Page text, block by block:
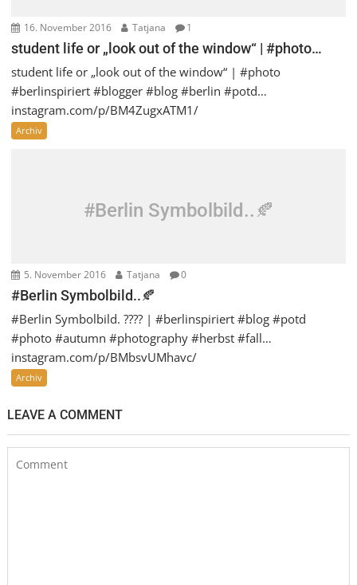
16. November 2016 Tatjana 1
student life or „look out of the window“ | #photo…
student life or „look out of the window“ | #photo
#berlinspiriert #blogger #blog #berlin #potd…
instagram.com/p/BM4ZugxATM1/
Archiv
#Berlin Symbolbild..🍂
5. November 2016 Tatjana 0
#Berlin Symbolbild..🍂
#Berlin Symbolbild. ???? | #berlinspiriert #blog #potd
#photo #autumn #photography #herbst #fall…
instagram.com/p/BMbsvUMhavc/
Archiv
LEAVE A COMMENT